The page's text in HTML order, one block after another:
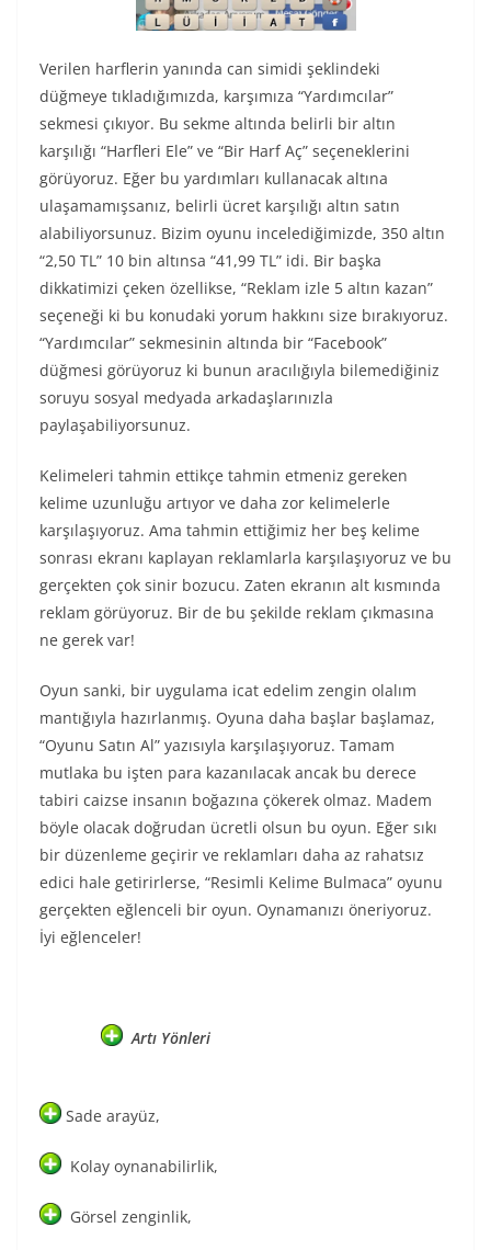
Verilen harflerin yanında can simidi şeklindeki
düğmeye tıkladığımızda, karşımıza “Yardımcılar”
sekmesi çıkıyor. Bu sekme altında belirli bir altın
karşılığı “Harfleri Ele” ve “Bir Harf Aç” seçeneklerini
görüyoruz. Eğer bu yardımları kullanacak altına
ulaşamamışsanız, belirli ücret karşılığı altın satın
alabiliyorsunuz. Bizim oyunu incelediğimizde, 350 altın
“2,50 TL” 10 bin altınsa “41,99 TL” idi. Bir başka
dikkatimizi çeken özellikse, “Reklam izle 5 altın kazan”
seçeneği ki bu konudaki yorum hakkını size bırakıyoruz.
“Yardımcılar” sekmesinin altında bir “Facebook”
düğmesi görüyoruz ki bunun aracılığıyla bilemediğiniz
soruyu sosyal medyada arkadaşlarınızla
paylaşabiliyorsunuz.
Kelimeleri tahmin ettikçe tahmin etmeniz gereken
kelime uzunluğu artıyor ve daha zor kelimelerle
karşılaşıyoruz. Ama tahmin ettiğimiz her beş kelime
sonrası ekranı kaplayan reklamlarla karşılaşıyoruz ve bu
gerçekten çok sinir bozucu. Zaten ekranın alt kısmında
reklam görüyoruz. Bir de bu şekilde reklam çıkmasına
ne gerek var!
Oyun sanki, bir uygulama icat edelim zengin olalım
mantığıyla hazırlanmış. Oyuna daha başlar başlamaz,
“Oyunu Satın Al” yazısıyla karşılaşıyoruz. Tamam
mutlaka bu işten para kazanılacak ancak bu derece
tabiri caizse insanın boğazına çökerek olmaz. Madem
böyle olacak doğrudan ücretli olsun bu oyun. Eğer sıkı
bir düzenleme geçirir ve reklamları daha az rahatsız
edici hale getirirlerse, “Resimli Kelime Bulmaca” oyunu
gerçekten eğlenceli bir oyun. Oynamanızı öneriyoruz.
İyi eğlenceler!
Artı Yönleri
Sade arayüz,
Kolay oynanabilirlik,
Görsel zenginlik,